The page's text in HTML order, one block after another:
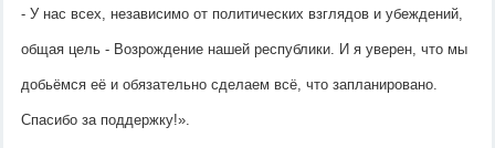
- У нас всех, независимо от политических взглядов и убеждений,
общая цель - Возрождение нашей республики. И я уверен, что мы
добьёмся её и обязательно сделаем всё, что запланировано.
Спасибо за поддержку!».